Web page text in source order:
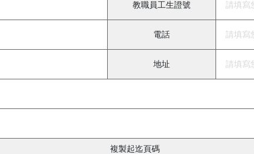
教職員工生證號
電話
地址
複製起迄頁碼